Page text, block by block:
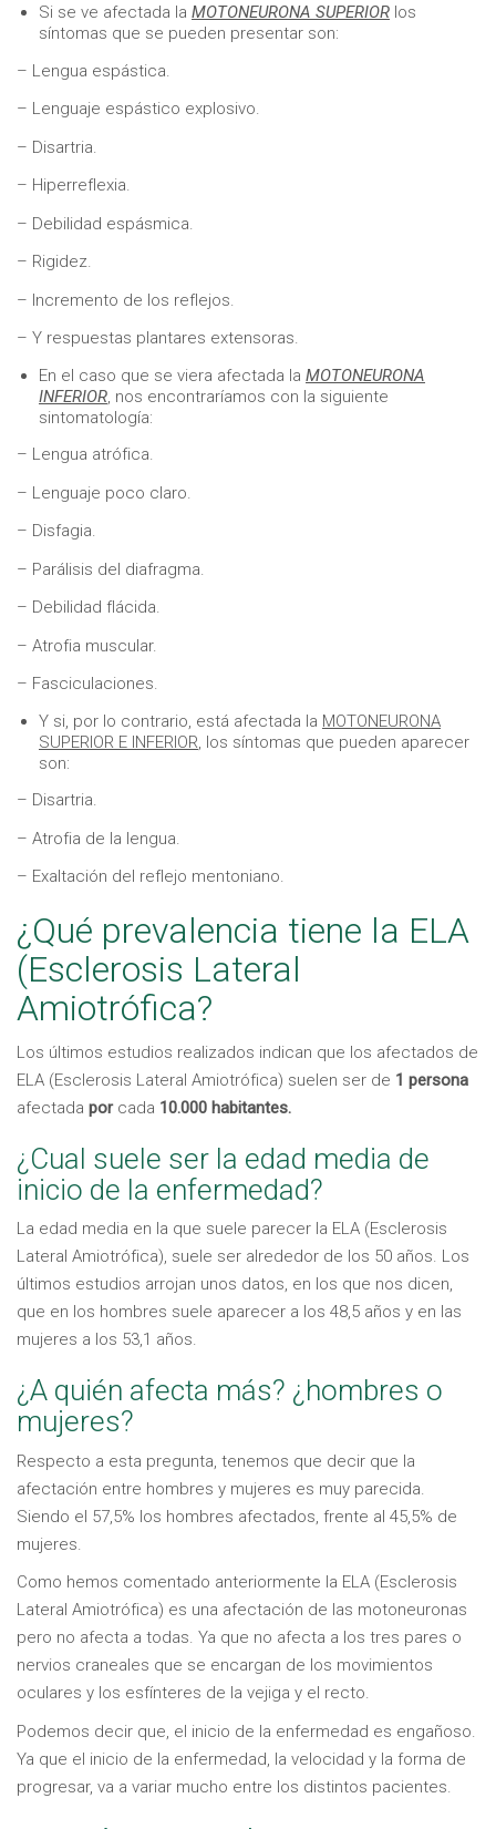
Si se ve afectada la MOTONEURONA SUPERIOR los
síntomas que se pueden presentar son:
– Lengua espástica.
– Lenguaje espástico explosivo.
– Disartria.
– Hiperreflexia.
– Debilidad espásmica.
– Rigidez.
– Incremento de los reflejos.
– Y respuestas plantares extensoras.
En el caso que se viera afectada la MOTONEURONA
INFERIOR, nos encontraríamos con la siguiente
sintomatología:
– Lengua atrófica.
– Lenguaje poco claro.
– Disfagia.
– Parálisis del diafragma.
– Debilidad flácida.
– Atrofia muscular.
– Fasciculaciones.
Y si, por lo contrario, está afectada la MOTONEURONA
SUPERIOR E INFERIOR, los síntomas que pueden aparecer
son:
– Disartria.
– Atrofia de la lengua.
– Exaltación del reflejo mentoniano.
¿Qué prevalencia tiene la ELA
(Esclerosis Lateral
Amiotrófica?
Los últimos estudios realizados indican que los afectados de
ELA (Esclerosis Lateral Amiotrófica) suelen ser de 1 persona
afectada porcada 10.000 habitantes.
¿Cual suele ser la edad media de
inicio de la enfermedad?
La edad media en la que suele parecer la ELA (Esclerosis
Lateral Amiotrófica), suele ser alrededor de los 50 años. Los
últimos estudios arrojan unos datos, en los que nos dicen,
que en los hombres suele aparecer a los 48,5 años y en las
mujeres a los 53,1 años.
¿A quién afecta más? ¿hombres o
mujeres?
Respecto a esta pregunta, tenemos que decir que la
afectación entre hombres y mujeres es muy parecida.
Siendo el 57,5% los hombres afectados, frente al 45,5% de
mujeres.
Como hemos comentado anteriormente la ELA (Esclerosis
Lateral Amiotrófica) es una afectación de las motoneuronas
pero no afecta a todas. Ya que no afecta a los tres pares o
nervios craneales que se encargan de los movimientos
oculares y los esfínteres de la vejiga y el recto.
Podemos decir que, el inicio de la enfermedad es engañoso.
Ya que el inicio de la enfermedad, la velocidad y la forma de
progresar, va a variar mucho entre los distintos pacientes.